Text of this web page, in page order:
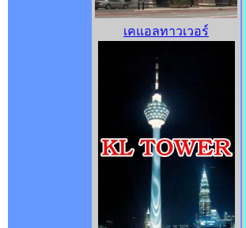
เคแอลทาวเวอร์